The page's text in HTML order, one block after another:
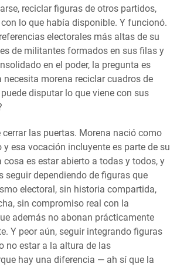
reciclar figuras de otros partidos,
lo que había disponible. Y funcionó.
electorales más altas de su
de militantes formados en sus filas y
en el poder, la pregunta es
necesita morena reciclar cuadros de
disputar lo que viene con sus
cerrar las puertas. Morena nació como
esa vocación incluyente es parte de su
cosa es estar abierto a todas y todos, y
seguir dependiendo de figuras que
electoral, sin historia compartida,
sin compromiso real con la
además no abonan prácticamente
Y peor aún, seguir integrando figuras
no estar a la altura de las
hay una diferencia — ah sí que la